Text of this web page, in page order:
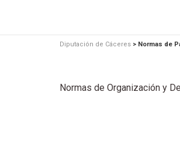
Diputación de Cáceres > Normas de
Normas de Organización y